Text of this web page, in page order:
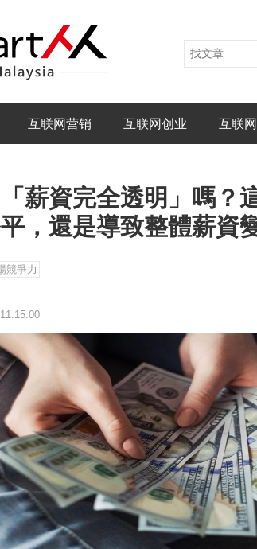
互联网营销 互联网创业 互联
薪資完全透明」嗎？
，還是導致整體薪資
競爭力